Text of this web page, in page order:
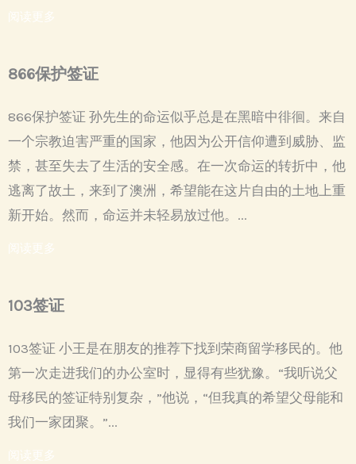
阅读更多
866保护签证
866保护签证 孙先生的命运似乎总是在黑暗中徘徊。来自
一个宗教迫害严重的国家，他因为公开信仰遭到威胁、监
禁，甚至失去了生活的安全感。在一次命运的转折中，他
逃离了故土，来到了澳洲，希望能在这片自由的土地上重
新开始。然而，命运并未轻易放过他。...
阅读更多
103签证
103签证 小王是在朋友的推荐下找到荣商留学移民的。他
第一次走进我们的办公室时，显得有些犹豫。“我听说父
母移民的签证特别复杂，”他说，“但我真的希望父母能和
我们一家团聚。”...
阅读更多